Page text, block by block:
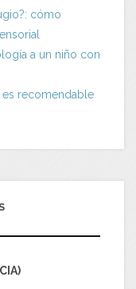
cómo
a un niño con
es recomendable